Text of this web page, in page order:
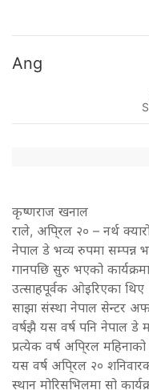
Ang
कृष्णराज खनाल
राले, अपि्रल २० – नर्थ
नेपाल डे भव्य रुपमा सम्पन्न
गानपछि सुरु भएको
उत्साहपूर्वक ओइरिएका थिए
साझा संस्था नेपाल सेन्टर
वर्षझै यस वर्ष पनि नेपाल डे
प्रत्येक वर्ष अपि्रल
यस वर्ष अपि्रल २०
स्थान मोरिसभिलमा सो